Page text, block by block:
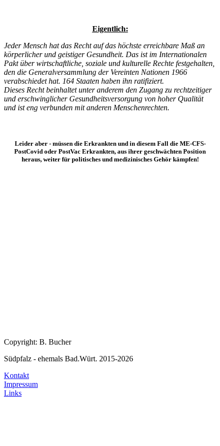
Eigentlich:
Jeder Mensch hat das Recht auf das höchste erreichbare Maß an
körperlicher und geistiger Gesundheit. Das ist im Internationalen
Pakt über wirtschaftliche, soziale und kulturelle Rechte festgehalten,
den die Generalversammlung der Vereinten Nationen 1966
verabschiedet hat. 164 Staaten haben ihn ratifiziert.
Dieses Recht beinhaltet unter anderem den Zugang zu rechtzeitiger
und erschwinglicher Gesundheitsversorgung von hoher Qualität
und ist eng verbunden mit anderen Menschenrechten.
Leider aber - müssen die Erkrankten und in diesem Fall die ME-CFS-
PostCovid oder PostVac Erkrankten, aus ihrer geschwächten Position
heraus, weiter für politisches und medizinisches Gehör kämpfen!
Copyright: B. Bucher
Südpfalz - ehemals Bad.Würt. 2015-2026
Kontakt
Impressum
Links